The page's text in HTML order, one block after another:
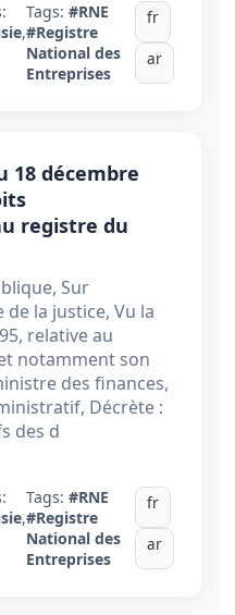
,
Tags: #RNE
#Registre
National des
Entreprises
fr
ar
18 décembre
registre du
Sur
la justice, Vu la
relative au
notamment son
des finances,
Décrète :
des d
,
Tags: #RNE
#Registre
National des
Entreprises
fr
ar